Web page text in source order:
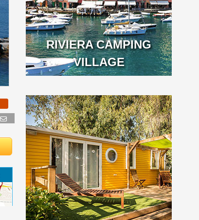
RIVIERA CAMPING
VILLAGE